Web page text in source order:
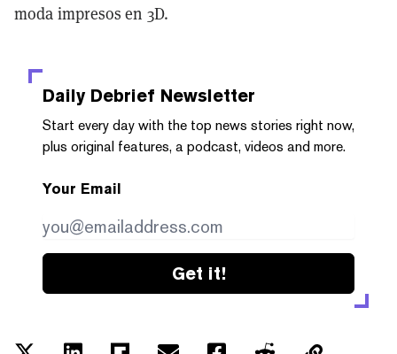
moda impresos en 3D.
Daily Debrief Newsletter
Start every day with the top news stories right now,
plus original features, a podcast, videos and more.
Your Email
Get it!